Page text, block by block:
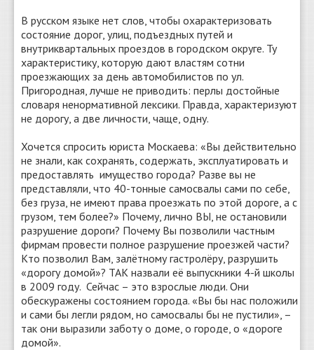
В русском языке нет слов, чтобы охарактеризовать
состояние дорог, улиц, подъездных путей и
внутриквартальных проездов в городском округе. Ту
характеристику, которую дают властям сотни
проезжающих за день автомобилистов по ул.
Пригородная, лучше не приводить: перлы достойные
словаря ненормативной лексики. Правда, характеризуют
не дорогу, а две личности, чаще, одну.
Хочется спросить юриста Москаева: «Вы действительно
не знали, как сохранять, содержать, эксплуатировать и
предоставлять имущество города? Разве вы не
представляли, что 40-тонные самосвалы сами по себе,
без груза, не имеют права проезжать по этой дороге, а с
грузом, тем более?» Почему, лично ВЫ, не остановили
разрушение дороги? Почему Вы позволили частным
фирмам провести полное разрушение проезжей части?
Кто позволил Вам, залётному гастролёру, разрушить
«дорогу домой»? ТАК назвали её выпускники 4-й школы
в 2009 году. Сейчас – это взрослые люди. Они
обескуражены состоянием города. «Вы бы нас положили
и сами бы легли рядом, но самосвалы бы не пустили», –
так они выразили заботу о доме, о городе, о «дороге
домой».